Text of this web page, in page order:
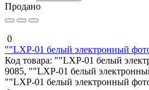
Продано
0
""LXР-01 белый электронный
Код товара: ""LXР-01 белый
9085, ""LXР-01 белый
""LXР-01 белый электронный